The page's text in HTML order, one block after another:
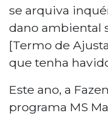
se arquiva
dano ambiental
[Termo de
que tenha
Este ano, a
programa MS